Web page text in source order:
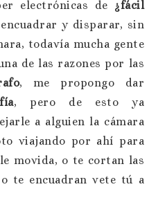
electrónicas de ¿fácil
encuadrar y disparar, sin
todavía mucha gente
de las razones por las
, me propongo dar
, pero de esto ya
a alguien la cámara
viajando por ahí para
movida, o te cortan las
te encuadran vete tú a